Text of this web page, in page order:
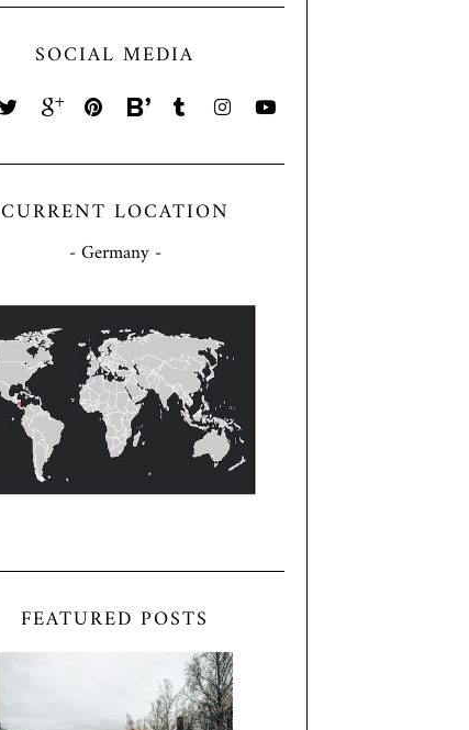
SOCIAL MEDIA
CURRENT LOCATION
- Germany -
FEATURED POSTS